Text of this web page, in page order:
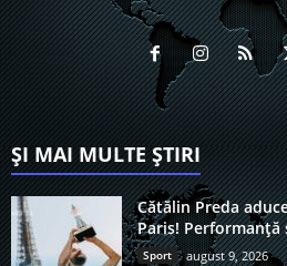
ȘI MAI MULTE ȘTIRI
Cătălin Preda
Paris! Performanță
Sport august 9, 2026